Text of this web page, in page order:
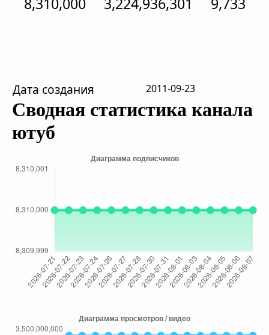
Дата создания 2011-09-23
Сводная статистика канала
ютуб